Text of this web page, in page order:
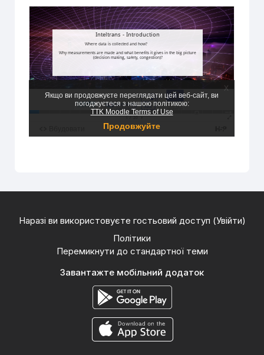
Наразі ви використовуєте гостьовий доступ (Увійти)
Політики
Перемикнути до стандартної теми
Завантажте мобільний додаток